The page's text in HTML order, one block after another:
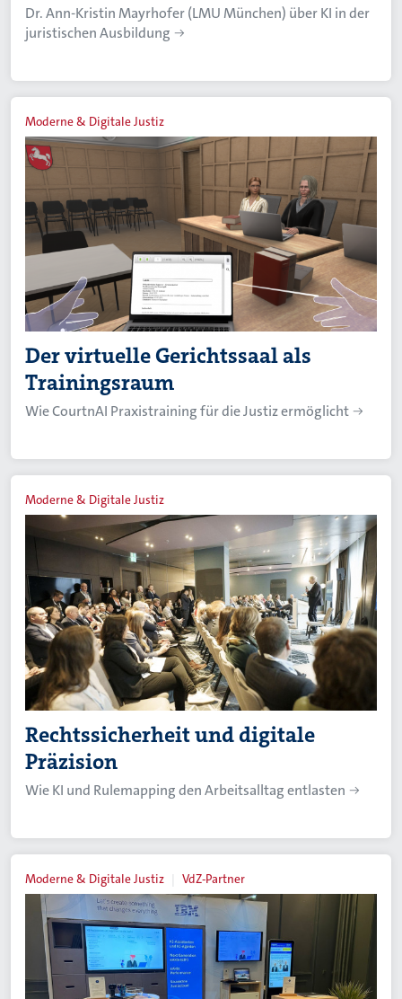
Dr. Ann-Kristin Mayrhofer (LMU München) über KI in der
juristischen Ausbildung
Moderne & Digitale Justiz
Der virtuelle Gerichtssaal als
Trainingsraum
Wie CourtnAI Praxistraining für die Justiz ermöglicht
Moderne & Digitale Justiz
Rechtssicherheit und digitale
Präzision
Wie KI und Rulemapping den Arbeitsalltag entlasten
Moderne & Digitale Justiz VdZ-Partner